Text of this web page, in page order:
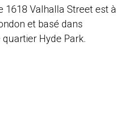
1618 Valhalla Street est à
et basé dans
quartier Hyde Park.